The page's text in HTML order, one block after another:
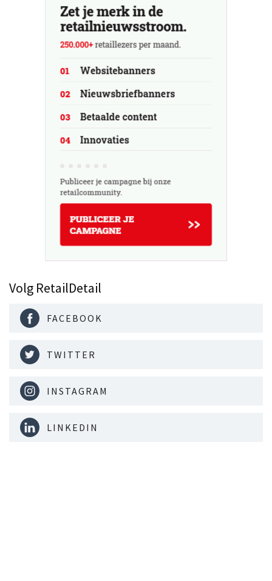
Volg RetailDetail
FACEBOOK
TWITTER
INSTAGRAM
LINKEDIN